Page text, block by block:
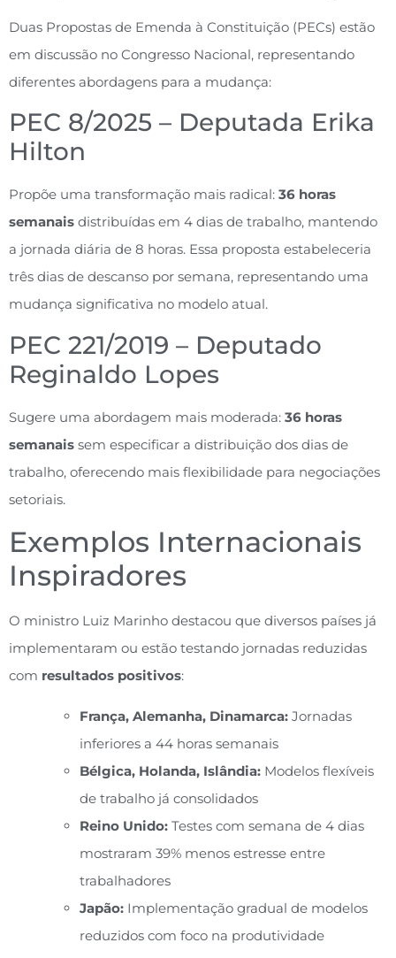
Duas Propostas de Emenda à Constituição (PECs) estão
em discussão no Congresso Nacional, representando
diferentes abordagens para a mudança:
PEC 8/2025 – Deputada Erika
Hilton
Propõe uma transformação mais radical: 36 horas
semanais distribuídas em 4 dias de trabalho, mantendo
a jornada diária de 8 horas. Essa proposta estabeleceria
três dias de descanso por semana, representando uma
mudança significativa no modelo atual.
PEC 221/2019 – Deputado
Reginaldo Lopes
Sugere uma abordagem mais moderada: 36 horas
semanais sem especificar a distribuição dos dias de
trabalho, oferecendo mais flexibilidade para negociações
setoriais.
Exemplos Internacionais
Inspiradores
O ministro Luiz Marinho destacou que diversos países já
implementaram ou estão testando jornadas reduzidas
com resultados positivos:
França, Alemanha, Dinamarca: Jornadas
inferiores a 44 horas semanais
Bélgica, Holanda, Islândia: Modelos flexíveis
de trabalho já consolidados
Reino Unido: Testes com semana de 4 dias
mostraram 39% menos estresse entre
trabalhadores
Japão: Implementação gradual de modelos
reduzidos com foco na produtividade